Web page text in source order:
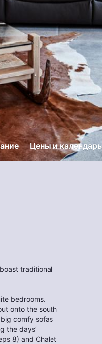
Цены и календарь
traditional
bedrooms.
onto the south
comfy sofas
the days’
8) and Chalet